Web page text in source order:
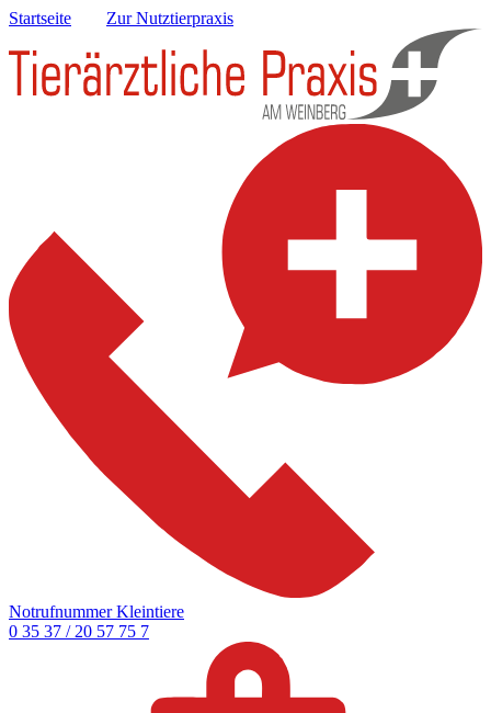
Startseite Zur Nutztierpraxis
Notrufnummer Kleintiere
0 35 37 / 20 57 75 7